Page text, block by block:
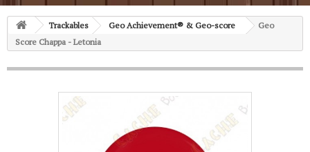
Trackables Geo Achievement® & Geo-score
Geo
Score Chappa - Letonia